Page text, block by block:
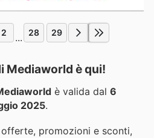
2 ... 28 29
Mediaworld è qui!
è valida dal 6
2025.
promozioni e sconti,